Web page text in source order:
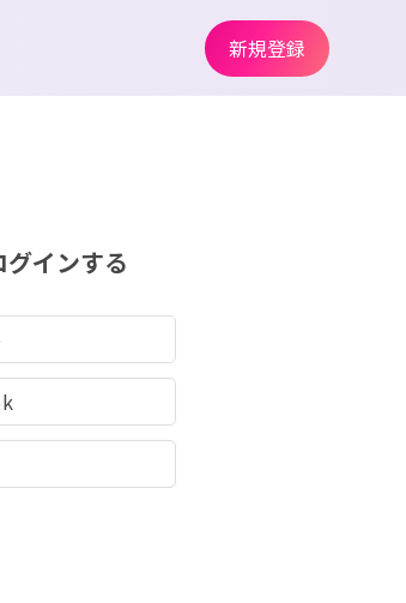
インする
新規登録